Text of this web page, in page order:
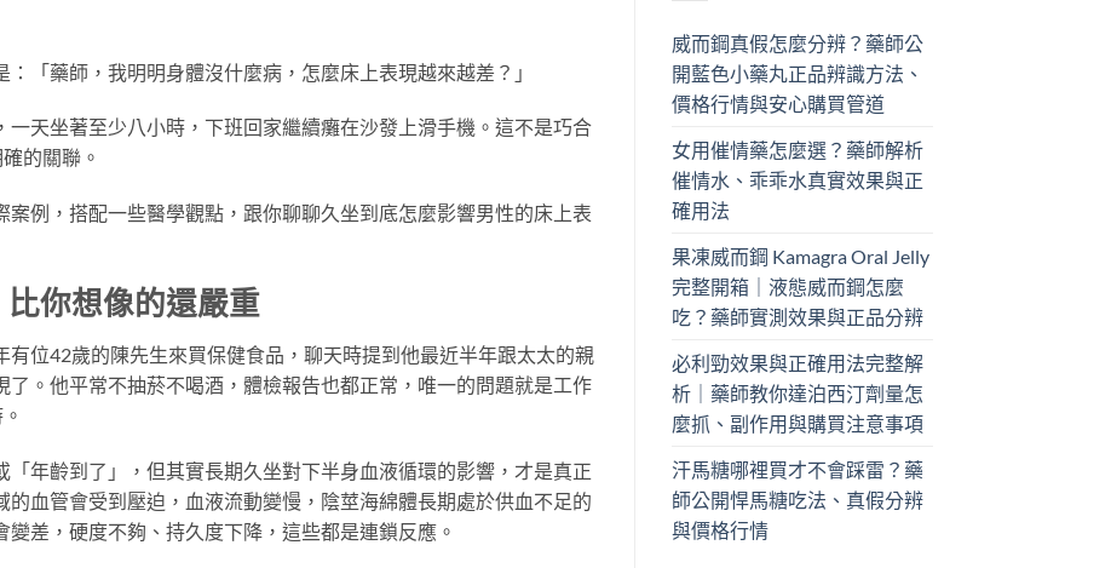
「藥師，我明明身體沒什麼病，怎麼床上表現越來越差？」
一天坐著至少八小時，下班回家繼續癱在沙發上滑手機。這不是巧合
的關聯。
例，搭配一些醫學觀點，跟你聊聊久坐到底怎麼影響男性的床上表
你想像的還嚴重
位42歲的陳先生來買保健食品，聊天時提到他最近半年跟太太的親
。他平常不抽菸不喝酒，體檢報告也都正常，唯一的問題就是工作
年齡到了」，但其實長期久坐對下半身血液循環的影響，才是真正
血管會受到壓迫，血液流動變慢，陰莖海綿體長期處於供血不足的
差，硬度不夠、持久度下降，這些都是連鎖反應。
威而鋼真假怎麼分辨？藥師公
開藍色小藥丸正品辨識方法、
價格行情與安心購買管道
女用催情藥怎麼選？藥師解析
催情水、乖乖水真實效果與正
確用法
果凍威而鋼 Kamagra Oral Jelly
完整開箱｜液態威而鋼怎麼
吃？藥師實測效果與正品分辨
必利勁效果與正確用法完整解
析｜藥師教你達泊西汀劑量怎
麼抓、副作用與購買注意事項
汗馬糖哪裡買才不會踩雷？藥
師公開悍馬糖吃法、真假分辨
與價格行情